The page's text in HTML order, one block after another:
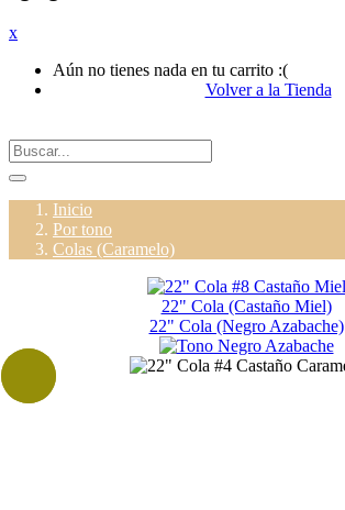
x
Aún no tienes nada en tu carrito :(
Volver a la Tienda
Inicio
Por tono
Colas (Caramelo)
22" Cola (Castaño Miel)
22" Cola (Negro Azabache)